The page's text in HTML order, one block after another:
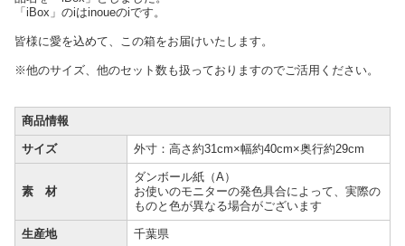
「iBox」のiはinoueのiです。
皆様に愛を込めて、この箱をお届けいたします。
※他のサイズ、他のセット数も扱っておりますのでご活用ください。
商品情報
サイズ 外寸：高さ約31cm×幅約40cm×奥行約29cm
素 材
ダンボール紙（A）
お使いのモニターの発色具合によって、実際の
ものと色が異なる場合がございます
生産地 千葉県